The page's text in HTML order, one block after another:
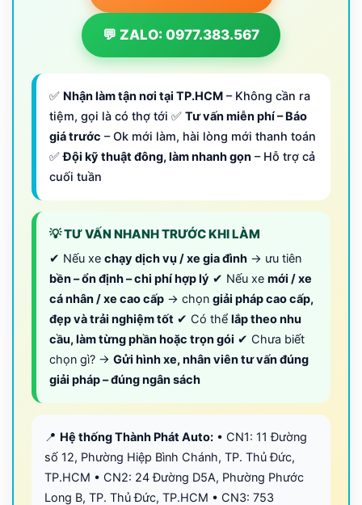
💬 ZALO: 0977.383.567
✅ Nhận làm tận nơi tại TP.HCM – Không cần ra
tiệm, gọi là có thợ tới ✅ Tư vấn miễn phí – Báo
giá trước – Ok mới làm, hài lòng mới thanh toán
✅Đội kỹ thuật đông, làm nhanh gọn – Hỗ trợ cả
cuối tuần
💡 TƯ VẤN NHANH TRƯỚC KHI LÀM
✔ Nếu xe chạy dịch vụ / xe gia đình → ưu tiên
bền – ổn định – chi phí hợp lý ✔ Nếu xe mới / xe
cá nhân / xe cao cấp → chọn giải pháp cao cấp,
đẹp và trải nghiệm tốt ✔ Có thể lắp theo nhu
cầu, làm từng phần hoặc trọn gói ✔ Chưa biết
chọn gì? → Gửi hình xe, nhân viên tư vấn đúng
giải pháp – đúng ngân sách
📍 Hệ thống Thành Phát Auto: • CN1: 11 Đường
số 12, Phường Hiệp Bình Chánh, TP. Thủ Đức,
TP.HCM • CN2: 24 Đường D5A, Phường Phước
Long B, TP. Thủ Đức, TP.HCM • CN3: 753